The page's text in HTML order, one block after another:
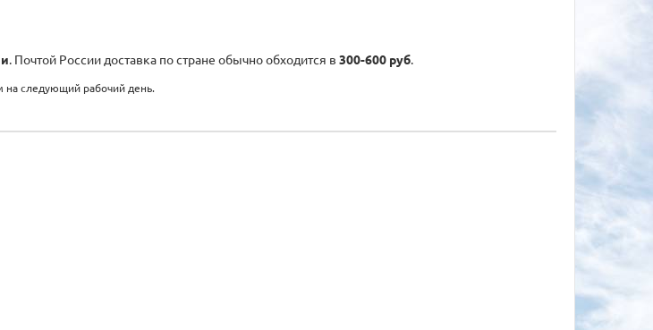
. Почтой России доставка по стране обычно обходится в 300-600 руб.
на следующий рабочий день.